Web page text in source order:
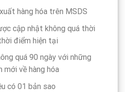
hàng hóa trên MSDS
cập nhật không quá thời
điểm hiện tại
quá 90 ngày với những
mới về hàng hóa
có 01 bản sao